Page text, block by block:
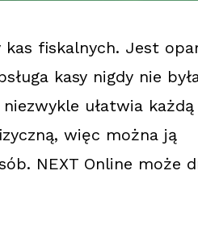
fiskalnych. Jest
kasy nigdy nie
ułatwia każdą
więc można ją
NEXT Online może